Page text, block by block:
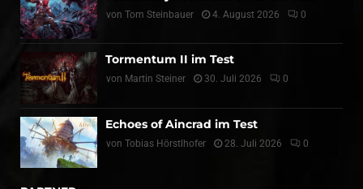
von Tom Steinbauer 4. August 2026 0
Tormentum II im Test
von Martin Steiner 30. Juli 2026 0
Echoes of Aincrad im Test
von Tobias Hörstlhofer 28. Juli 2026 0